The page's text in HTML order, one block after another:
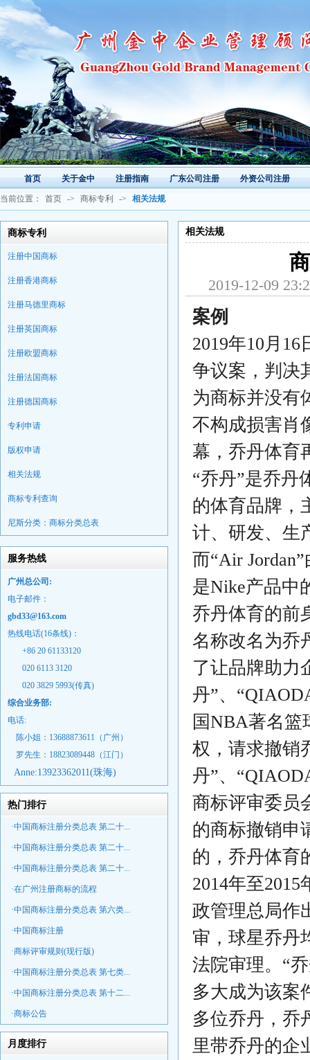
首页 关于金中 注册指南 广东公司注册 外资公司注册
当前位置： 首页 -> 商标专利 -> 相关法规
商标专利
注册中国商标
注册香港商标
注册马德里商标
注册英国商标
注册欧盟商标
注册法国商标
注册德国商标
专利申请
版权申请
相关法规
商标专利查询
尼斯分类：商标分类总表
服务热线
广州总公司:
电子邮件：
gbd33@163.com
热线电话(16条线)：
+86 20 61133120
020 6113 3120
020 3829 5993(传真)
综合业务部:
电话:
陈小姐：13688873611（广州）
罗先生：18823089448 （江门）
Anne:13923362011(珠海)
热门排行
·中国商标注册分类总表 第二十...
·中国商标注册分类总表 第二十...
·中国商标注册分类总表 第二十...
·在广州注册商标的流程
·中国商标注册分类总表 第六类...
·中国商标注册
·商标评审规则(现行版)
·中国商标注册分类总表 第七类...
·中国商标注册分类总表 第十二...
·商标公告
月度排行
相关法规
2019-12-09
案例
2019年10月
争议案，判决
为商标并没有
不构成损害肖
幕，乔丹体育
“乔丹”是乔丹
的体育品牌，
计、研发、生
而“Air
是Nike产品中
乔丹体育的前
名称改名为乔
了让品牌助力
丹”、
国NBA著名篮
权，请求撤销
丹”、
商标评审委员
的商标撤销申
的，乔丹体育
2014年至
政管理总局作
审，球星乔丹
法院审理。“
多大成为该案
多位乔丹，乔
里带乔丹的企